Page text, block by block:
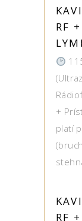
RF +
+
platí
RF +